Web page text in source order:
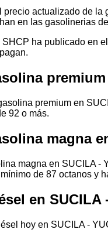
precio actualizado de la
en las gasolinerias
SHCP ha publicado en
premium
premium en
92 o más.
magna
magna en SUCILA -
de 87 octanos y
en SUCILA
hoy en SUCILA -